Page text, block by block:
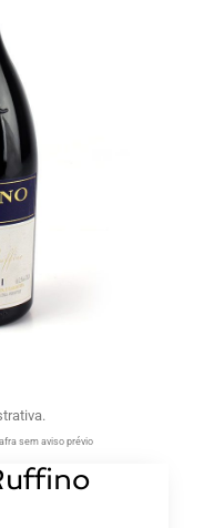
sem aviso prévio